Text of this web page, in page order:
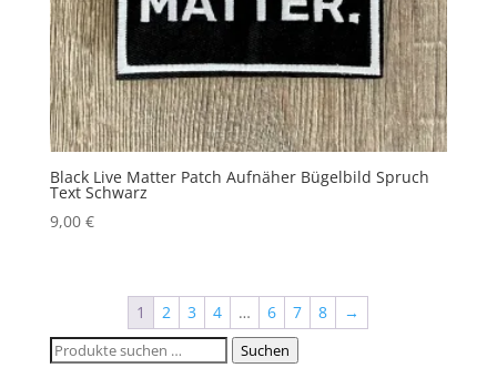
Black Live Matter Patch Aufnäher Bügelbild Spruch
Text Schwarz
9,00 €
1 2 3 4 … 6 7 8
→
Suchen
Suchen